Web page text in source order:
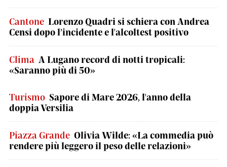
Cantone Lorenzo Quadri si schiera con Andrea
Censi dopo l’incidente e l'alcoltest positivo
Clima A Lugano record di notti tropicali:
«Saranno più di 50»
Turismo Sapore di Mare 2026, l'anno della
doppia Versilia
Piazza Grande Olivia Wilde: «La commedia può
rendere più leggero il peso delle relazioni»